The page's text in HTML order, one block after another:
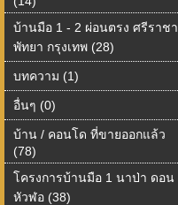
บ้านมือ 1 - 2 ผ่อนตรง ศรีราชา
พัทยา กรุงเทพ (28)
บทความ (1)
อื่นๆ (0)
บ้าน / คอนโด ที่ขายออกแล้ว
(78)
โครงการบ้านมือ 1 นาป่า ดอน
หัวฬอ (38)